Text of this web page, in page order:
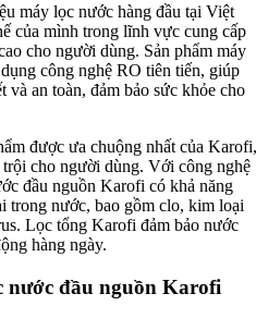
máy lọc nước hàng đầu tại Việt
của mình trong lĩnh vực cung cấp
cho người dùng. Sản phẩm máy
công nghệ RO tiên tiến, giúp
an toàn, đảm bảo sức khỏe cho
được ưa chuộng nhất của Karofi,
cho người dùng. Với công nghệ
đầu nguồn Karofi có khả năng
trong nước, bao gồm clo, kim loại
Lọc tổng Karofi đảm bảo nước
hàng ngày.
nước đầu nguồn Karofi